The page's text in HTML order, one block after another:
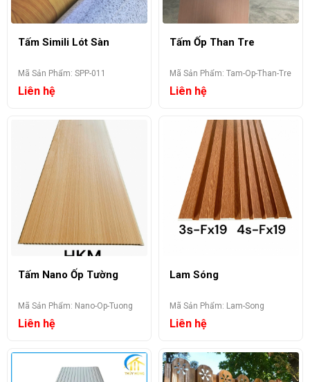
Tấm Simili Lót Sàn
Mã Sản Phẩm: SPP-011
Liên hệ
Tấm Ốp Than Tre
Mã Sản Phẩm: Tam-Op-Than-Tre
Liên hệ
Tấm Nano Ốp Tường
Mã Sản Phẩm: Nano-Op-Tuong
Liên hệ
Lam Sóng
Mã Sản Phẩm: Lam-Song
Liên hệ